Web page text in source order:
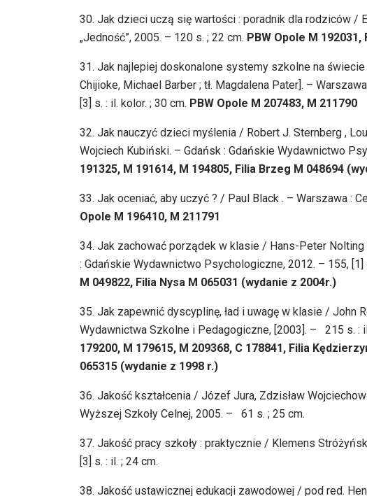
30. Jak dzieci uczą się wartości : poradnik dla rodziców /
„Jedność”, 2005. – 120 s. ; 22 cm. PBW Opole M
31. Jak najlepiej doskonalone systemy szkolne na
Chijioke, Michael Barber ; tł. Magdalena Pater]. –
[3] s. : il. kolor. ; 30 cm. PBW Opole M 207483, M 211790
32. Jak nauczyć dzieci myślenia / Robert J. Sternberg ,
Wojciech Kubiński. – Gdańsk : Gdańskie Wydawnictwo
191325, M 191614, M 194805, Filia Brzeg M 048694
33. Jak oceniać, aby uczyć ? / Paul Black . – Warszawa :
Opole M 196410, M 211791
34. Jak zachować porządek w klasie / Hans-Peter
: Gdańskie Wydawnictwo Psychologiczne, 2012. – 155, [1]
M 049822, Filia Nysa M 065031 (wydanie z 2004r.)
35. Jak zapewnić dyscyplinę, ład i uwagę w klasie / John
Wydawnictwa Szkolne i Pedagogiczne, [2003]. – 215 s. :
179200, M 179615, M 209368, C 178841, Filia
065315 (wydanie z 1998 r.)
36. Jakość kształcenia / Józef Jura, Zdzisław
Wyższej Szkoły Celnej, 2005. – 61 s. ; 25 cm.
37. Jakość pracy szkoły : praktycznie / Klemens
[3] s. : il. ; 24 cm.
38. Jakość ustawicznej edukacji zawodowej / pod red.